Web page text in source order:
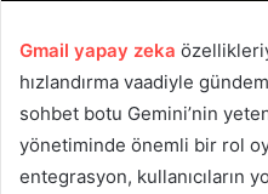
Gmail yapay zeka
hızlandırma vaadiyle
sohbet botu Gemini’nin
yönetiminde önemli bir rol
entegrasyon, kullanıcıların